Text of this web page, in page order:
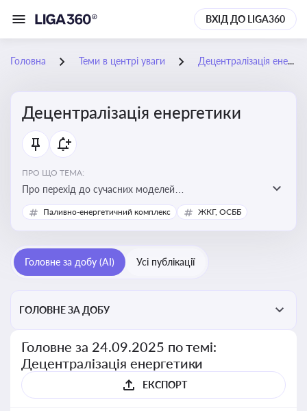
ВХІД ДО LIGA360
Головна Теми в центрі уваги Децентралізація енергетики
Децентралізація енергетики
ПРО ЩО ТЕМА:
Про перехід до сучасних моделей
енергозабезпечення, де виробництво електроенергії
здійснюється ближче до споживача. Це важливо для
втрат при транспортуванні енергії та стимулювання
розвитку відновлюваних джерел
Паливно-енергетичний комплекс ЖКГ, ОСББ
Головне за добу (AI) Усі публікації
ГОЛОВНЕ ЗА ДОБУ
Головне за 24.09.2025 по темі:
Децентралізація енергетики
ЕКСПОРТ